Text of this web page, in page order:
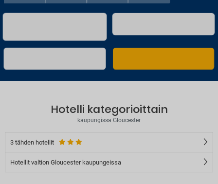
Hotelli kategorioittain
kaupungissa Gloucester
3 tähden hotellit
Hotellit valtion Gloucester kaupungeissa